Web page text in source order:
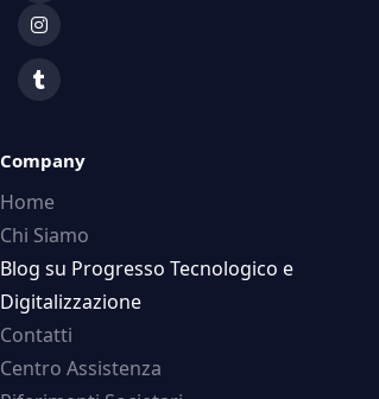
Company
Home
Chi Siamo
Blog su Progresso Tecnologico e
Digitalizzazione
Contatti
Centro Assistenza